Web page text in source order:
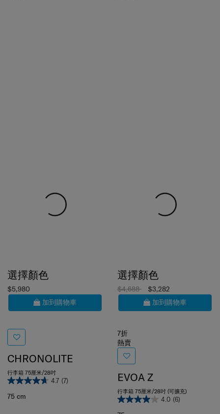
$5,980
加到購物車
CHRONOLITE
行李箱 75厘米/28吋
4.7
75 cm
$4,688
$3,282
加到購物車
熱賣
EVOA Z
行李箱 75厘米/28吋 (可擴充)
4.0 (6)
75 cm